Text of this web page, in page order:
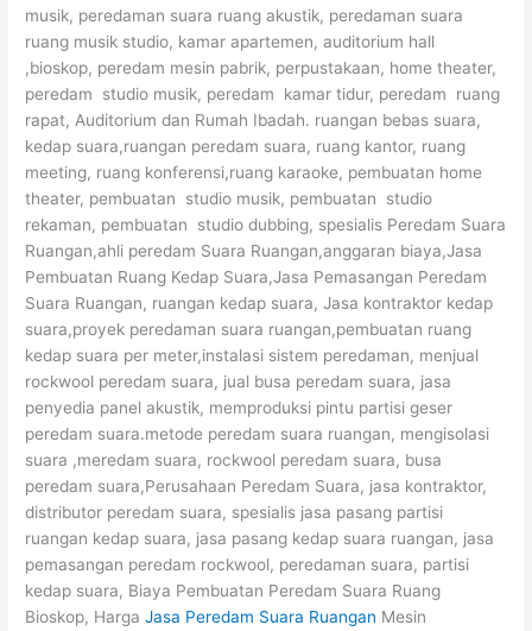
musik, peredaman suara ruang akustik, peredaman suara
ruang musik studio, kamar apartemen, auditorium hall
,bioskop, peredam mesin pabrik, perpustakaan, home theater,
peredam studio musik, peredam kamar tidur, peredam ruang
rapat, Auditorium dan Rumah Ibadah. ruangan bebas suara,
kedap suara,ruangan peredam suara, ruang kantor, ruang
meeting, ruang konferensi,ruang karaoke, pembuatan home
theater, pembuatan studio musik, pembuatan studio
rekaman, pembuatan studio dubbing, spesialis Peredam Suara
Ruangan,ahli peredam Suara Ruangan,anggaran biaya,Jasa
Pembuatan Ruang Kedap Suara,Jasa Pemasangan Peredam
Suara Ruangan, ruangan kedap suara, Jasa kontraktor kedap
suara,proyek peredaman suara ruangan,pembuatan ruang
kedap suara per meter,instalasi sistem peredaman, menjual
rockwool peredam suara, jual busa peredam suara, jasa
penyedia panel akustik, memproduksi pintu partisi geser
peredam suara.metode peredam suara ruangan, mengisolasi
suara ,meredam suara, rockwool peredam suara, busa
peredam suara,Perusahaan Peredam Suara, jasa kontraktor,
distributor peredam suara, spesialis jasa pasang partisi
ruangan kedap suara, jasa pasang kedap suara ruangan, jasa
pemasangan peredam rockwool, peredaman suara, partisi
kedap suara, Biaya Pembuatan Peredam Suara Ruang
Bioskop, HargaJasa Peredam Suara Ruangan Mesin